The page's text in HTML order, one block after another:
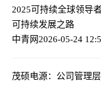
2025可持续全球领导
可持续发展之路
中青网2026-05-24
茂硕电源：公司管理